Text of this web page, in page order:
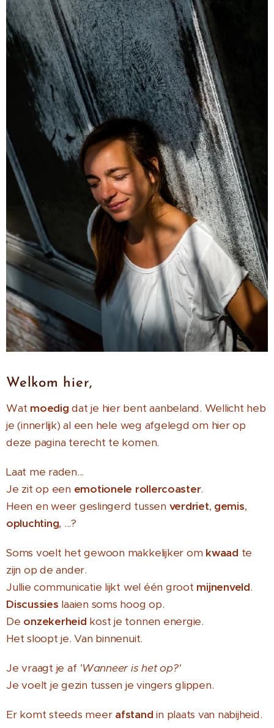
Welkom hier,
Wat moedig dat je hier bent aanbeland. Wellicht heb
je (innerlijk) al een hele weg afgelegd om hier op
deze pagina terecht te komen.
Laat me raden...
Je zit op een emotionele rollercoaster.
Heen en weer geslingerd tussen verdriet, gemis,
opluchting, ...?
Soms voelt het gewoon makkelijker om kwaad te
zijn op de ander.
Jullie communicatie lijkt wel één groot mijnenveld.
Discussies laaien soms hoog op.
De onzekerheid kost je tonnen energie.
Het sloopt je. Van binnenuit.
Je vraagt je af 'Wanneer is het op?'
Je voelt je gezin tussen je vingers glippen.
Er komt steeds meer afstand in plaats van nabijheid.